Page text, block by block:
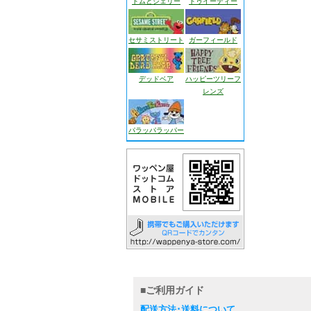
セサミストリート ガーフィールド
デッドベア
ハッピーツリーフ
レンズ
パラッパラッパー
■ご利用ガイド